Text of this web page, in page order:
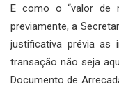
E como o “valor de
previamente, a
justificativa prévia as
transação não seja
Documento de